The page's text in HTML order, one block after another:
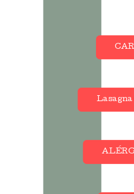
Lasagna